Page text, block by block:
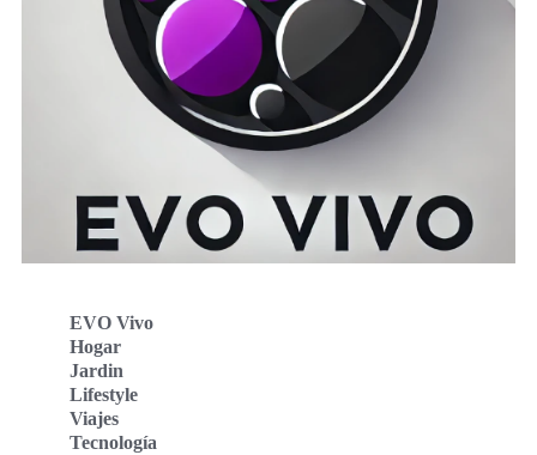
EVO Vivo
Hogar
Jardin
Lifestyle
Viajes
Tecnología